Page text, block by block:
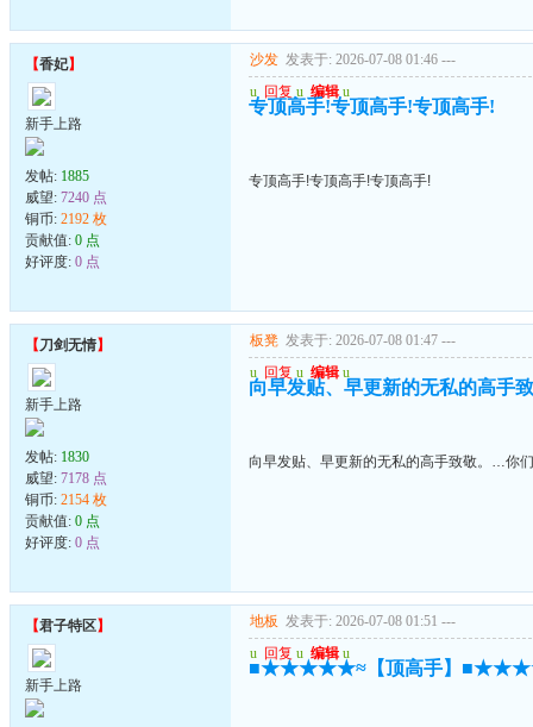
【香妃】
新手上路
发帖: 1885
威望: 7240 点
铜币: 2192 枚
贡献值: 0 点
好评度: 0 点
沙发 发表于: 2026-07-08 01:46 ---
u 回复 u 编辑 u
专顶高手!专顶高手!专顶高手!
专顶高手!专顶高手!专顶高手!
【刀剑无情】
新手上路
发帖: 1830
威望: 7178 点
铜币: 2154 枚
贡献值: 0 点
好评度: 0 点
板凳 发表于: 2026-07-08 01:47 ---
u 回复 u 编辑 u
向早发贴、早更新的无私的高手
向早发贴、早更新的无私的高手致敬。…你
【君子特区】
新手上路
地板 发表于: 2026-07-08 01:51 ---
u 回复 u 编辑 u
■★★★★★≈【顶高手】